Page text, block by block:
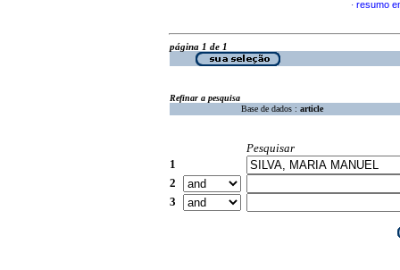
· resumo
página 1 de 1
Refinar a pesquisa
Base de dados : article
Pesquisar
1
2
3